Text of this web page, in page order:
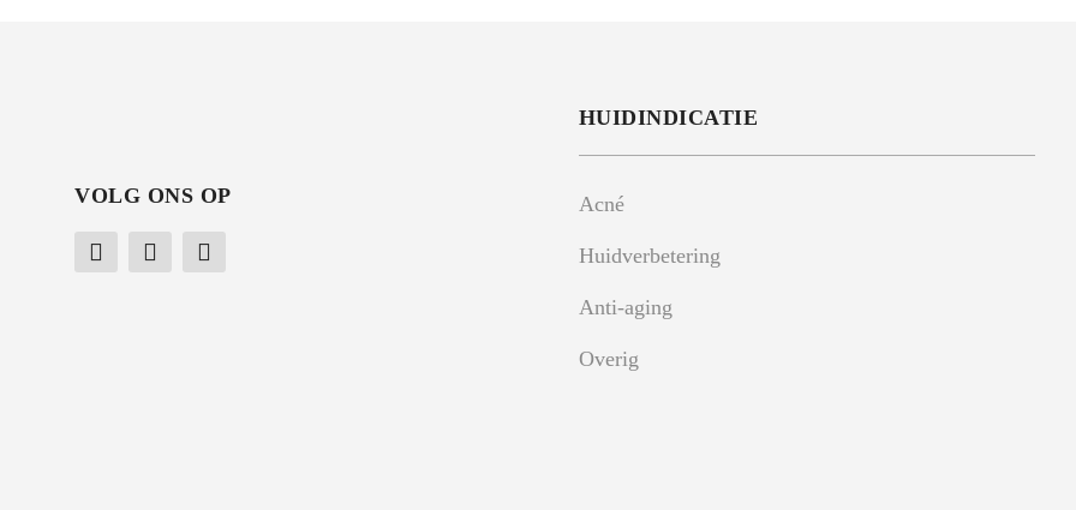
VOLG ONS OP
HUIDINDICATIE
Acné
Huidverbetering
Anti-aging
Overig